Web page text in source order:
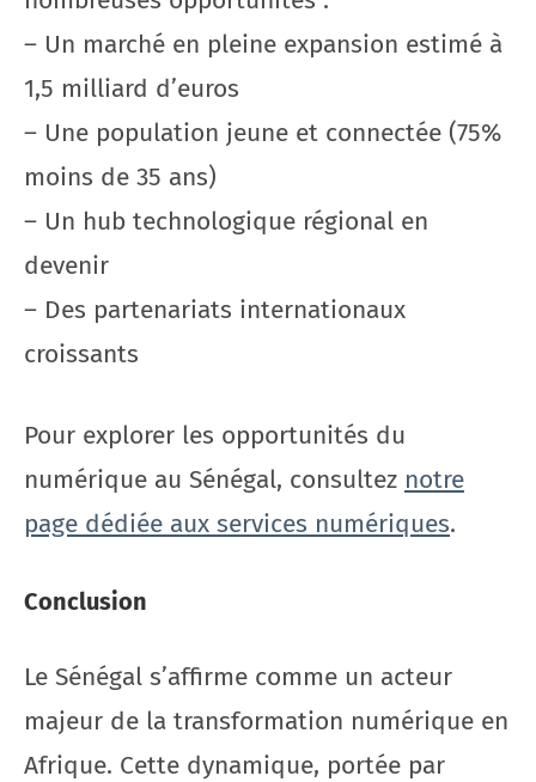
– Un marché en pleine expansion estimé à
1,5 milliard d’euros
– Une population jeune et connectée (75%
moins de 35 ans)
– Un hub technologique régional en
devenir
– Des partenariats internationaux
croissants
Pour explorer les opportunités du
numérique au Sénégal, consultez notre
page dédiée aux services numériques.
Conclusion
Le Sénégal s’affirme comme un acteur
majeur de la transformation numérique en
Afrique. Cette dynamique, portée par